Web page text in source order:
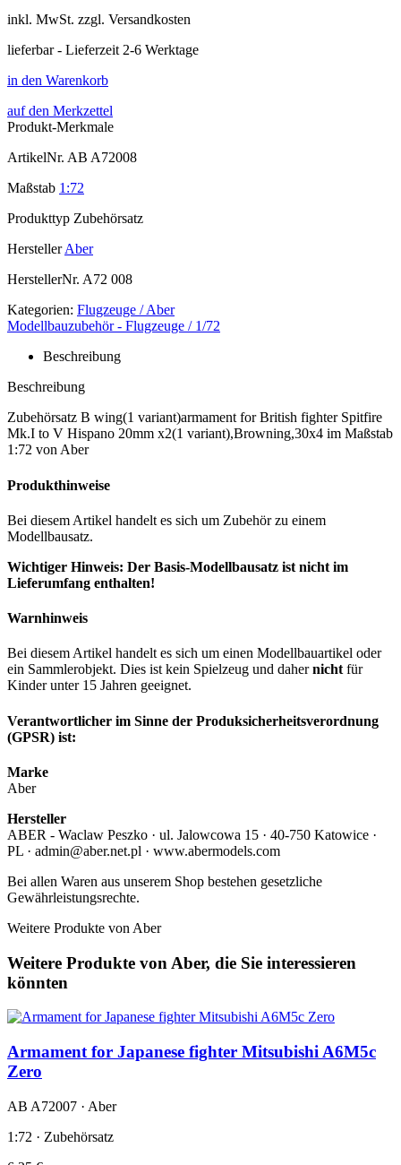
inkl. MwSt. zzgl. Versandkosten
lieferbar - Lieferzeit 2-6 Werktage
in den Warenkorb
auf den Merkzettel
Produkt-Merkmale
ArtikelNr. AB A72008
Maßstab 1:72
Produkttyp Zubehörsatz
Hersteller Aber
HerstellerNr. A72 008
Kategorien: Flugzeuge / Aber
Modellbauzubehör - Flugzeuge / 1/72
Beschreibung
Beschreibung
Zubehörsatz B wing(1 variant)armament for British fighter Spitfire
Mk.I to V Hispano 20mm x2(1 variant),Browning,30x4 im Maßstab
1:72 von Aber
Produkthinweise
Bei diesem Artikel handelt es sich um Zubehör zu einem
Modellbausatz.
Wichtiger Hinweis: Der Basis-Modellbausatz ist nicht im
Lieferumfang enthalten!
Warnhinweis
Bei diesem Artikel handelt es sich um einen Modellbauartikel oder
ein Sammlerobjekt. Dies ist kein Spielzeug und dahernicht für
Kinder unter 15 Jahren geeignet.
Verantwortlicher im Sinne der Produksicherheitsverordnung
(GPSR) ist:
Marke
Aber
Hersteller
ABER - Waclaw Peszko · ul. Jalowcowa 15 · 40-750 Katowice ·
PL · admin@aber.net.pl · www.abermodels.com
Bei allen Waren aus unserem Shop bestehen gesetzliche
Gewährleistungsrechte.
Weitere Produkte von Aber
Weitere Produkte von Aber, die Sie interessieren
könnten
Armament for Japanese fighter Mitsubishi A6M5c
Zero
AB A72007 · Aber
1:72 · Zubehörsatz